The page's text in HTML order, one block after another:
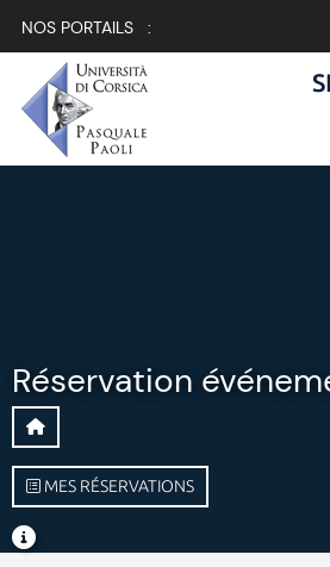
NOS PORTAILS :
Réservation
MES RÉSERVATIONS